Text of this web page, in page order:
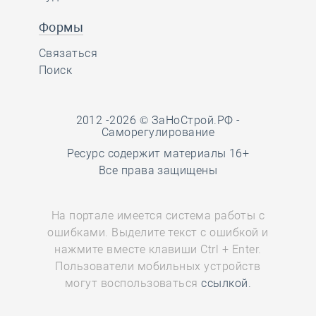
Формы
Связаться
Поиск
2012 -2026 © ЗаНоСтрой.РФ -
Саморегулирование
Ресурс содержит материалы 16+
Все права защищены
На портале имеется система работы с
ошибками. Выделите текст с ошибкой и
нажмите вместе клавиши Ctrl + Enter.
Пользователи мобильных устройств
могут воспользоватьсяссылкой.